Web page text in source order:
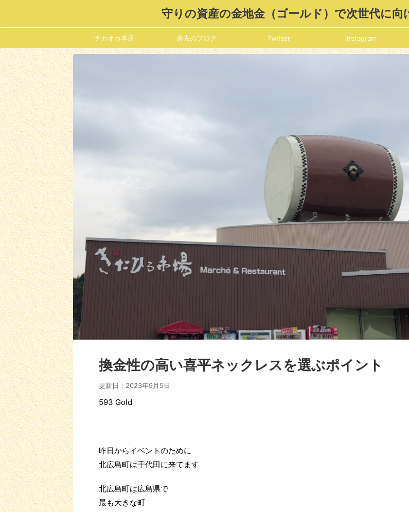
守りの資産の金地金（ゴールド）で次世代に向
ナカオカ本店 過去のブログ Twitter Instagram
換金性の高い喜平ネックレスを選ぶポイント
更新日： 2023年9月5日
593 Gold
昨日からイベントのために
北広島町は千代田に来てます
北広島町は広島県で
最も大きな町